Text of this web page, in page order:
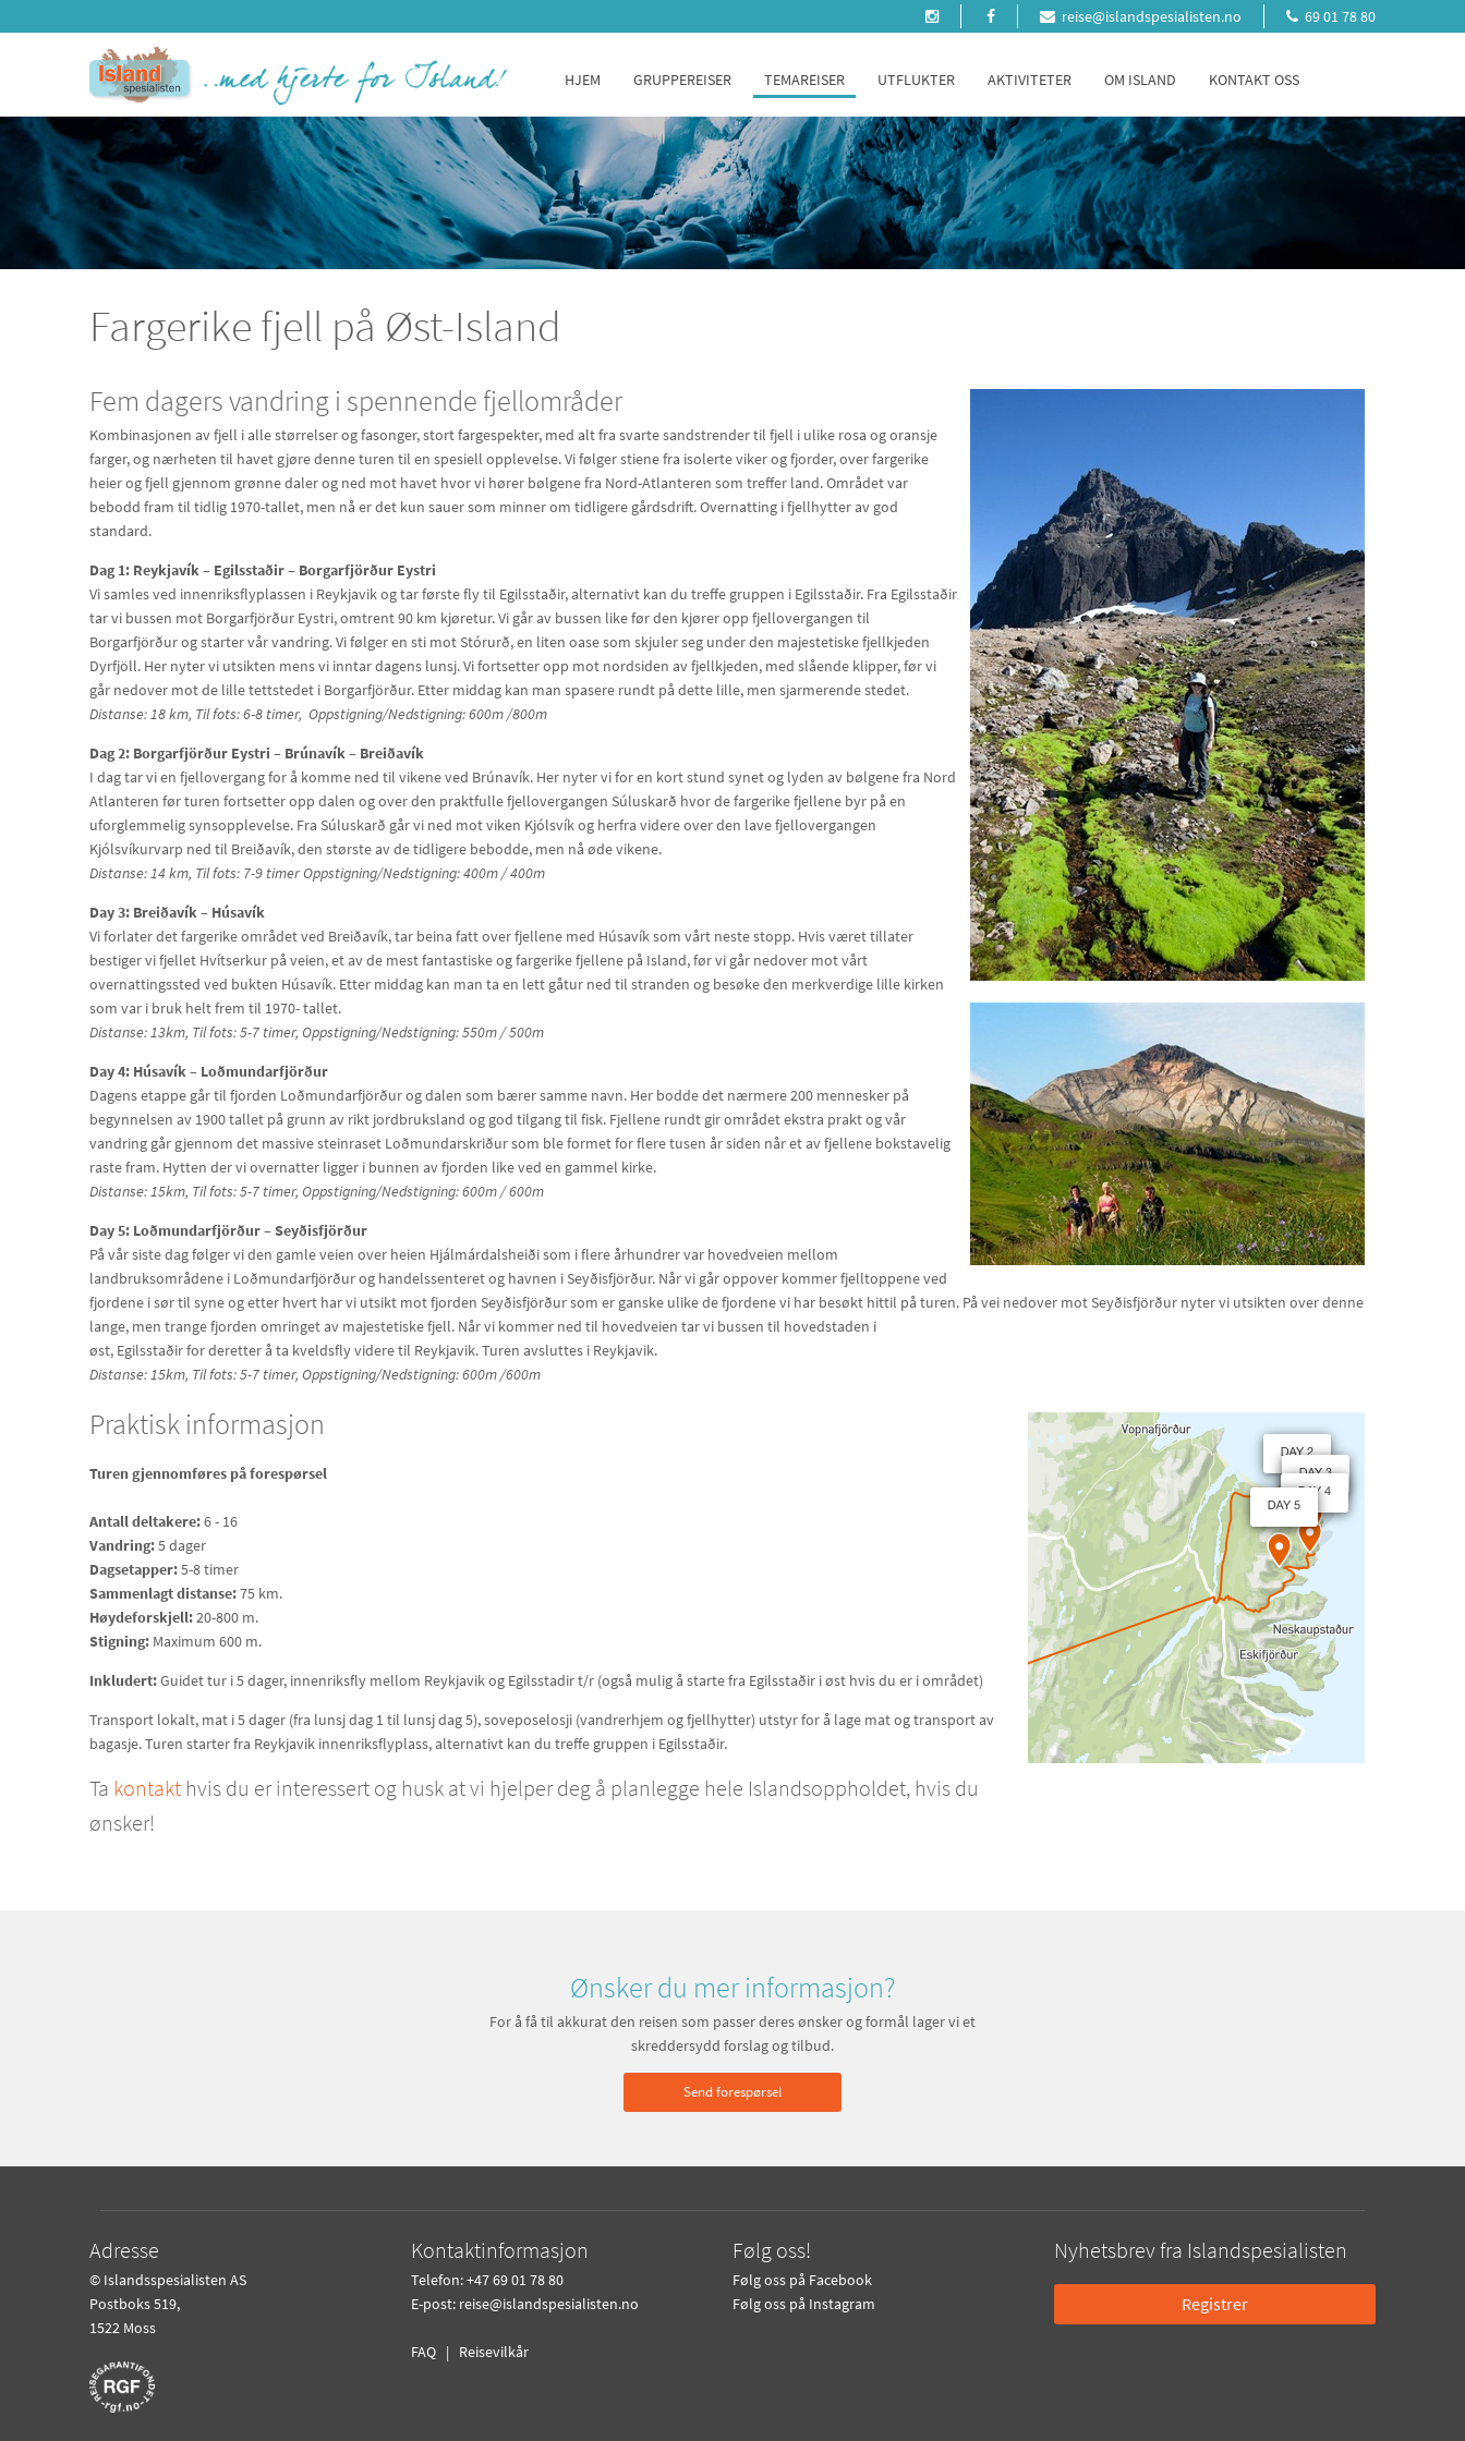
69 01 78 80
reise@islandspesialisten.no
HJEM GRUPPEREISER TEMAREISER UTFLUKTER AKTIVITETER OM ISLAND KONTAKT OSS
Fargerike fjell på Øst-Island
Fem dagers vandring i spennende fjellområder
Kombinasjonen av fjell i alle størrelser og fasonger, stort fargespekter, med alt fra svarte sandstrender til fjell i ulike rosa og oransje
farger, og nærheten til havet gjøre denne turen til en spesiell opplevelse. Vi følger stiene fra isolerte viker og fjorder, over fargerike
heier og fjell gjennom grønne daler og ned mot havet hvor vi hører bølgene fra Nord-Atlanteren som treffer land. Området var
bebodd fram til tidlig 1970-tallet, men nå er det kun sauer som minner om tidligere gårdsdrift. Overnatting i fjellhytter av god
standard.
Dag 1: Reykjavík – Egilsstaðir – Borgarfjörður Eystri
Vi samles ved innenriksflyplassen i Reykjavik og tar første fly til Egilsstaðir, alternativt kan du treffe gruppen i Egilsstaðir. Fra Egilsstaðir
tar vi bussen mot Borgarfjörður Eystri, omtrent 90 km kjøretur. Vi går av bussen like før den kjører opp fjellovergangen til
Borgarfjörður og starter vår vandring. Vi følger en sti mot Stórurð, en liten oase som skjuler seg under den majestetiske fjellkjeden
Dyrfjöll. Her nyter vi utsikten mens vi inntar dagens lunsj. Vi fortsetter opp mot nordsiden av fjellkjeden, med slående klipper, før vi
går nedover mot de lille tettstedet i Borgarfjörður. Etter middag kan man spasere rundt på dette lille, men sjarmerende stedet.
Distanse: 18 km, Til fots: 6-8 timer, Oppstigning/Nedstigning: 600m /800m
Dag 2: Borgarfjörður Eystri – Brúnavík – Breiðavík
I dag tar vi en fjellovergang for å komme ned til vikene ved Brúnavík. Her nyter vi for en kort stund synet og lyden av bølgene fra Nord
Atlanteren før turen fortsetter opp dalen og over den praktfulle fjellovergangen Súluskarð hvor de fargerike fjellene byr på en
uforglemmelig synsopplevelse. Fra Súluskarð går vi ned mot viken Kjólsvík og herfra videre over den lave fjellovergangen
Kjólsvíkurvarp ned til Breiðavík, den største av de tidligere bebodde, men nå øde vikene.
Distanse: 14 km, Til fots: 7-9 timer Oppstigning/Nedstigning: 400m / 400m
Day 3: Breiðavík – Húsavík
Vi forlater det fargerike området ved Breiðavík, tar beina fatt over fjellene med Húsavík som vårt neste stopp. Hvis været tillater
bestiger vi fjellet Hvítserkur på veien, et av de mest fantastiske og fargerike fjellene på Island, før vi går nedover mot vårt
overnattingssted ved bukten Húsavík. Etter middag kan man ta en lett gåtur ned til stranden og besøke den merkverdige lille kirken
som var i bruk helt frem til 1970- tallet.
Distanse: 13km, Til fots: 5-7 timer, Oppstigning/Nedstigning: 550m / 500m
Day 4: Húsavík – Loðmundarfjörður
Dagens etappe går til fjorden Loðmundarfjörður og dalen som bærer samme navn. Her bodde det nærmere 200 mennesker på
begynnelsen av 1900 tallet på grunn av rikt jordbruksland og god tilgang til fisk. Fjellene rundt gir området ekstra prakt og vår
vandring går gjennom det massive steinraset Loðmundarskriður som ble formet for flere tusen år siden når et av fjellene bokstavelig
raste fram. Hytten der vi overnatter ligger i bunnen av fjorden like ved en gammel kirke.
Distanse: 15km, Til fots: 5-7 timer, Oppstigning/Nedstigning: 600m / 600m
Day 5: Loðmundarfjörður – Seyðisfjörður
På vår siste dag følger vi den gamle veien over heien Hjálmárdalsheiði som i flere århundrer var hovedveien mellom
landbruksområdene i Loðmundarfjörður og handelssenteret og havnen i Seyðisfjörður. Når vi går oppover kommer fjelltoppene ved
fjordene i sør til syne og etter hvert har vi utsikt mot fjorden Seyðisfjörður som er ganske ulike de fjordene vi har besøkt hittil på turen. På vei nedover mot Seyðisfjörður nyter vi utsikten over denne
lange, men trange fjorden omringet av majestetiske fjell. Når vi kommer ned til hovedveien tar vi bussen til hovedstaden i
øst, Egilsstaðir for deretter å ta kveldsfly videre til Reykjavik. Turen avsluttes i Reykjavik.
Distanse: 15km, Til fots: 5-7 timer, Oppstigning/Nedstigning: 600m /600m
Praktisk informasjon
Turen gjennomføres på forespørsel
Antall deltakere:6 - 16
Vandring:5 dager
Dagsetapper:5-8 timer
Sammenlagt distanse:75 km.
Høydeforskjell:20-800 m.
Stigning: Maximum 600 m.
Inkludert:Guidet tur i 5 dager, innenriksfly mellom Reykjavik og Egilsstadir t/r (også mulig å starte fra Egilsstaðir i øst hvis du er i området)
Transport lokalt, mat i 5 dager (fra lunsj dag 1 til lunsj dag 5), soveposelosji (vandrerhjem og fjellhytter) utstyr for å lage mat og transport av
bagasje. Turen starter fra Reykjavik innenriksflyplass, alternativt kan du treffe gruppen i Egilsstaðir.
Ta kontakt hvis du er interessert og husk at vi hjelper deg å planlegge hele Islandsoppholdet, hvis du
ønsker!
Ønsker du mer informasjon?
For å få til akkurat den reisen som passer deres ønsker og formål lager vi et
skreddersydd forslag og tilbud.
Send forespørsel
Adresse
© Islandsspesialisten AS
Postboks 519,
1522 Moss
Kontaktinformasjon
Telefon: +47 69 01 78 80
E-post: reise@islandspesialisten.no
FAQ | Reisevilkår
Følg oss!
Følg oss på Facebook
Følg oss på Instagram
Nyhetsbrev fra Islandspesialisten
Registrer